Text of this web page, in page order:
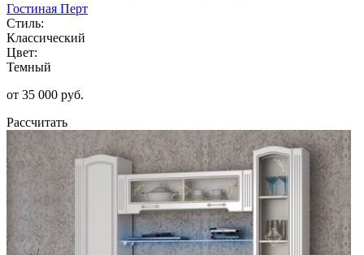
Гостиная Перт
Стиль:
Классический
Цвет:
Темный
от 35 000 руб.
Рассчитать